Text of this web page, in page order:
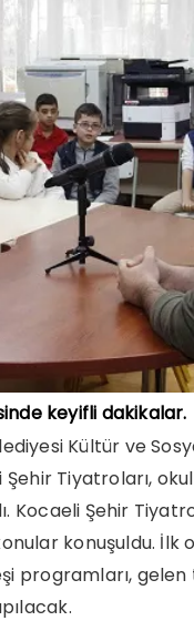
keyifli dakikalar.
Kültür ve
Tiyatroları,
Şehir
konuşuldu. İlk
programları,